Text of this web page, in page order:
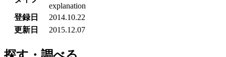
explanation
登録日
2014.10.22
更新日
2015.12.07